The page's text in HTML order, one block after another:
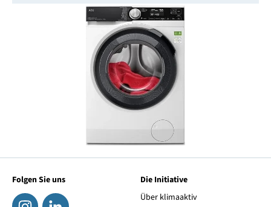
Folgen Sie uns
Die Initiative
Über klimaaktiv